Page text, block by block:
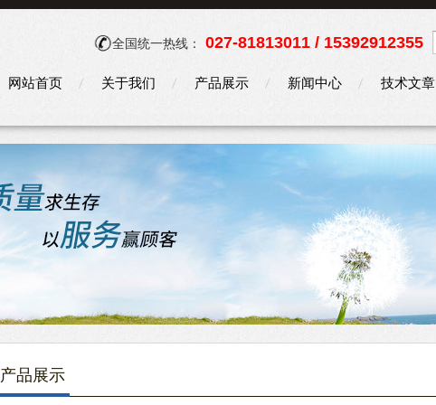
全国统一热线： 027-81813011 / 15392912355
网站首页 关于我们 产品展示 新闻中心 技术文章
产品展示